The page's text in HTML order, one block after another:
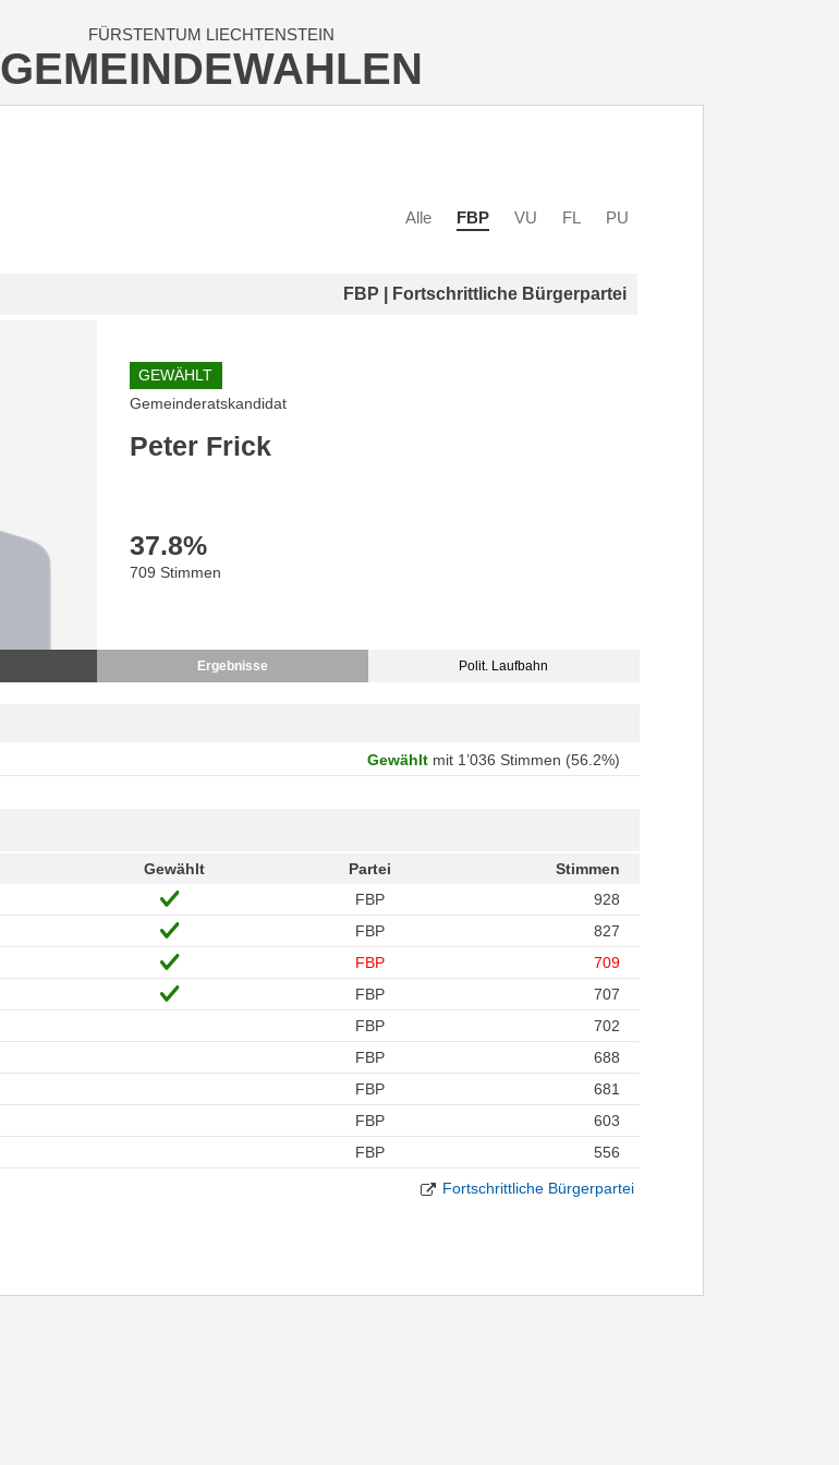
FÜRSTENTUM LIECHTENSTEIN
GEMEINDEWAHLEN
Alle FBP VU FL PU
FBP | Fortschrittliche Bürgerpartei
GEWÄHLT
Gemeinderatskandidat
Peter Frick
37.8%
709 Stimmen
Ergebnisse Polit. Laufbahn
Gewähltmit 1’036 Stimmen (56.2%)
Gewählt Partei
Stimmen
FBP
928
FBP
827
FBP
709
FBP
707
FBP
702
FBP
688
FBP
681
FBP
603
FBP 556
Fortschrittliche Bürgerpartei